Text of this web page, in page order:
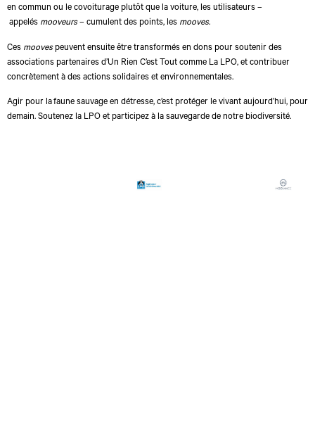
en commun ou le covoiturage plutôt que la voiture, les utilisateurs –
appelés mooveurs– cumulent des points, les mooves.
Ces moovespeuvent ensuite être transformés en dons pour soutenir des
associations partenaires d’Un Rien C’est Tout comme La LPO, et contribuer
concrètement à des actions solidaires et environnementales.
Agir pour la faune sauvage en détresse, c’est protéger le vivant aujourd’hui, pour
demain. Soutenez la LPO et participez à la sauvegarde de notre biodiversité.